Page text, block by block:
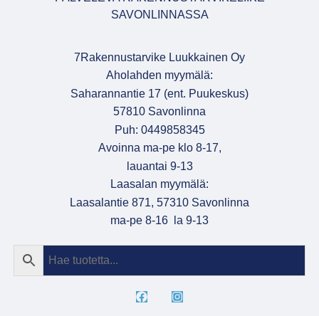
SAVONLINNASSA
7Rakennustarvike Luukkainen Oy
Aholahden myymälä:
Saharannantie 17 (ent. Puukeskus)
57810 Savonlinna
Puh: 0449858345
Avoinna ma-pe klo 8-17,
lauantai 9-13
Laasalan myymälä:
Laasalantie 871, 57310 Savonlinna
ma-pe 8-16 la 9-13